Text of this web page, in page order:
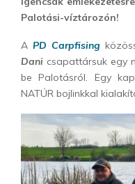
Palotási-víztározón!
A PD Carpfising
Dani csapattársuk egy
be Palotásról. Egy
NATÚR bojlinkkal